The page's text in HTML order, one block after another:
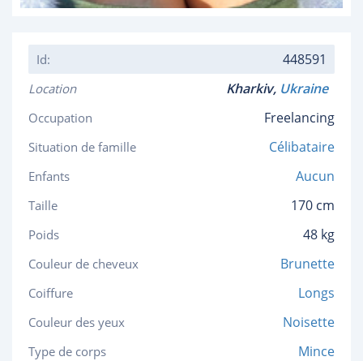
Id: 448591
Location Kharkiv, Ukraine
Occupation Freelancing
Situation de famille Célibataire
Enfants Aucun
Taille 170 cm
Poids 48 kg
Couleur de cheveux Brunette
Coiffure Longs
Couleur des yeux Noisette
Type de corps Mince